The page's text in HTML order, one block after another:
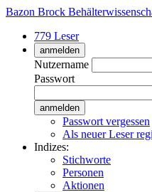
Bazon Brock
779 Leser
anmelden
Nutzername
Passwort
Passwort vergessen
Als neuer Leser
Indizes:
Stichworte
Personen
Aktionen